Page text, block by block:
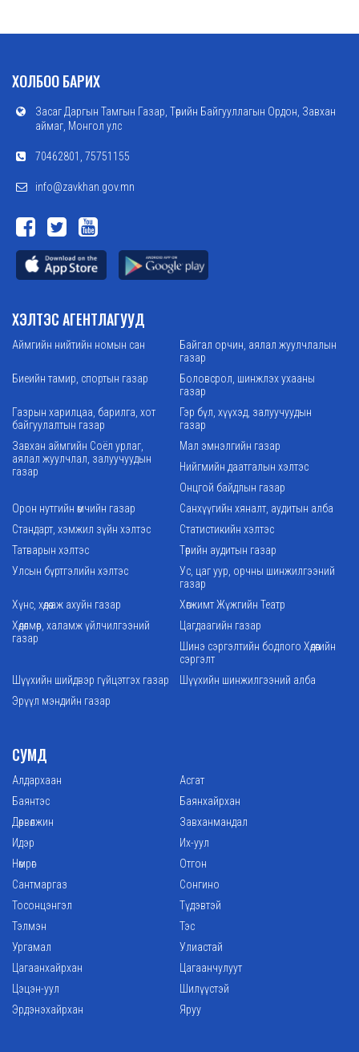
ХОЛБОО БАРИХ
Засаг Даргын Тамгын Газар, Төрийн Байгууллагын Ордон, Завхан
аймаг, Монгол улс
70462801, 75751155
info@zavkhan.gov.mn
ХЭЛТЭС АГЕНТЛАГУУД
Аймгийн нийтийн номын сан
Байгал орчин, аялал жуулчлалын
газар
Биеийн тамир, спортын газар
Боловсрол, шинжлэх ухааны
газар
Газрын харилцаа, барилга, хот
байгуулалтын газар
Гэр бүл, хүүхэд, залуучуудын
газар
Завхан аймгийн Соёл урлаг,
аялал жуулчлал, залуучуудын
газар
Мал эмнэлгийн газар
Нийгмийн даатгалын хэлтэс
Онцгой байдлын газар
Орон нутгийн өмчийн газар
Санхүүгийн хяналт, аудитын алба
Стандарт, хэмжил зүйн хэлтэс
Статистикийн хэлтэс
Татварын хэлтэс
Төрийн аудитын газар
Улсын бүртгэлийн хэлтэс
Ус, цаг уур, орчны шинжилгээний
газар
Хүнс, хөдөө аж ахуйн газар
Хөгжимт Жүжгийн Театр
Хөдөлмөр, халамж үйлчилгээний
газар
Цагдаагийн газар
Шинэ сэргэлтийн бодлого Хөдөөгийн
сэргэлт
Шүүхийн шийдвэр гүйцэтгэх газар
Шүүхийн шинжилгээний алба
Эрүүл мэндийн газар
СУМД
Алдархаан
Асгат
Баянтэс
Баянхайрхан
Дөрвөлжин
Завханмандал
Идэр
Их-уул
Нөмрөг
Отгон
Сантмаргаз
Сонгино
Тосонцэнгэл
Түдэвтэй
Тэлмэн
Тэс
Ургамал
Улиастай
Цагаанхайрхан
Цагаанчулуут
Цэцэн-уул
Шилүүстэй
Эрдэнэхайрхан
Яруу